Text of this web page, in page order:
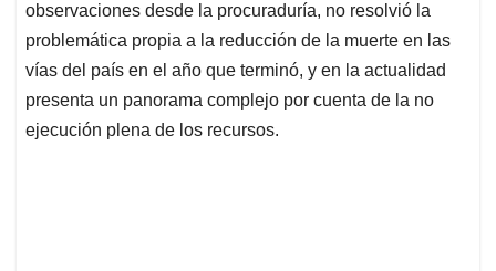
observaciones desde la procuraduría, no resolvió la
problemática propia a la reducción de la muerte en las
vías del país en el año que terminó, y en la actualidad
presenta un panorama complejo por cuenta de la no
ejecución plena de los recursos.